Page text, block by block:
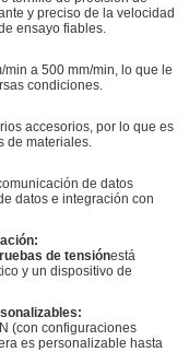
y preciso de la velocidad
ensayo fiables.
a 500 mm/min, lo que le
condiciones.
accesorios, por lo que es
de materiales.
de datos
datos e integración con
de tensiónestá
y un dispositivo de
(con configuraciones
es personalizable hasta